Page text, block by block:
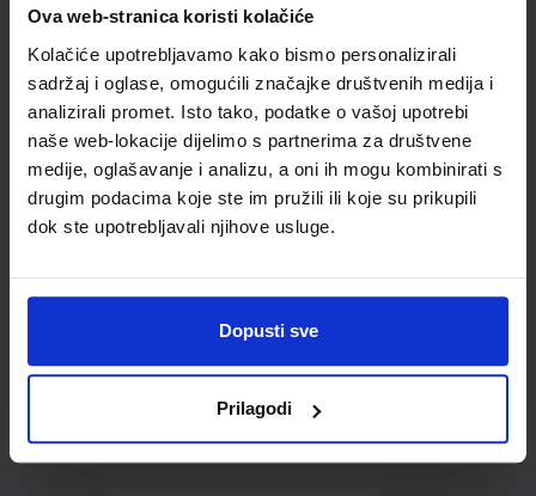
Ova web-stranica koristi kolačiće
Kolačiće upotrebljavamo kako bismo personalizirali
sadržaj i oglase, omogućili značajke društvenih medija i
analizirali promet. Isto tako, podatke o vašoj upotrebi
naše web-lokacije dijelimo s partnerima za društvene
medije, oglašavanje i analizu, a oni ih mogu kombinirati s
drugim podacima koje ste im pružili ili koje su prikupili
dok ste upotrebljavali njihove usluge.
Dopusti sve
Prilagodi
Omot PVC za školske
udžbenike; dimenzije
452x282; tip 285
0,85 €